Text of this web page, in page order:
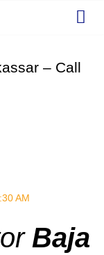
– Call
AM
Baja